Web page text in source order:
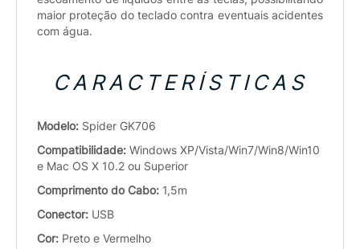
maior proteção do teclado contra eventuais acidentes
com água.
CARACTERÍSTICAS
Modelo: Spider GK706
Compatibilidade: Windows XP/Vista/Win7/Win8/Win10
e Mac OS X 10.2 ou Superior
Comprimento do Cabo: 1,5m
Conector: USB
Cor: Preto e Vermelho